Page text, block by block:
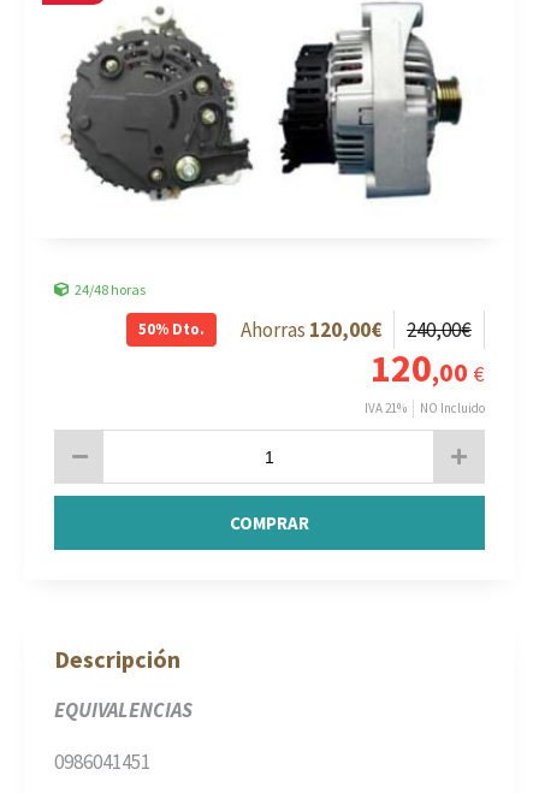
24/48 horas
50% Dto. 120,00€ 240,00€
120,00 €
IVA 21% NO Incluido
COMPRAR
Descripción
EQUIVALENCIAS
0986041451